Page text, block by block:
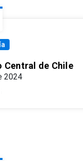
Central de Chile
2024